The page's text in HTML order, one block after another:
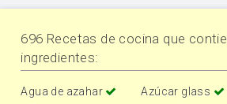
696 Recetas de cocina que
ingredientes:
Agua de azahar
Azúcar glass